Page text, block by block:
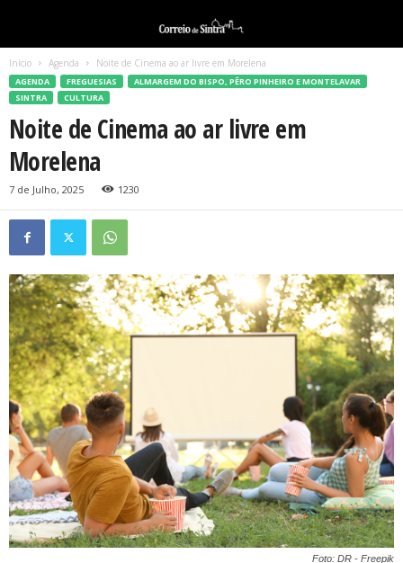
Início Agenda Noite de Cinema ao ar livre em Morelena
AGENDA FREGUESIAS
ALMARGEM DO BISPO, PÊRO PINHEIRO E MONTELAVAR
SINTRA
CULTURA
Noite de Cinema ao ar livre em
Morelena
7 de Julho, 2025 1230
Foto: DR - Freepik